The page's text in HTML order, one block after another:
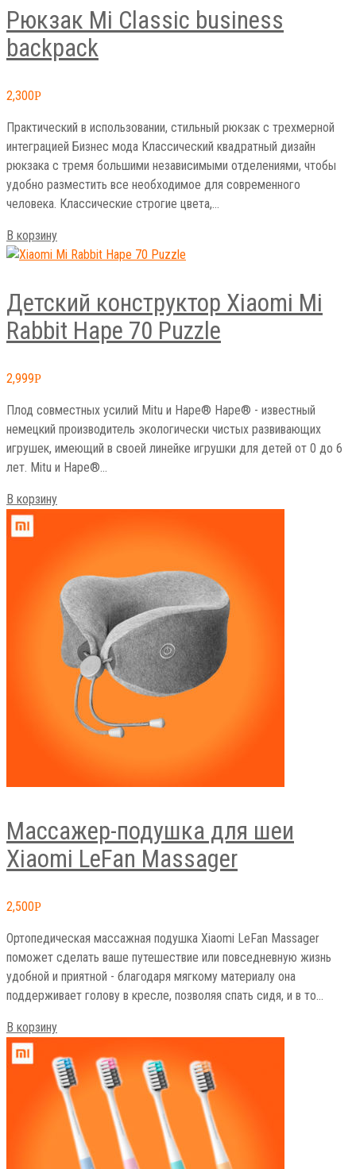
Рюкзак Mi Classic business
backpack
2,300Р
Практический в использовании, стильный рюкзак с трехмерной
интеграцией Бизнес мода Классический квадратный дизайн
рюкзака с тремя большими независимыми отделениями, чтобы
удобно разместить все необходимое для современного
человека. Классические строгие цвета,…
В корзину
Детский конструктор Xiaomi Mi
Rabbit Hape 70 Puzzle
2,999Р
Плод совместных усилий Mitu и Hape® Hape® - известный
немецкий производитель экологически чистых развивающих
игрушек, имеющий в своей линейке игрушки для детей от 0 до 6
лет. Mitu и Hape®…
В корзину
Массажер-подушка для шеи
Xiaomi LeFan Massager
2,500Р
Ортопедическая массажная подушка Xiaomi LeFan Massager
поможет сделать ваше путешествие или повседневную жизнь
удобной и приятной - благодаря мягкому материалу она
поддерживает голову в кресле, позволяя спать сидя, и в то…
В корзину